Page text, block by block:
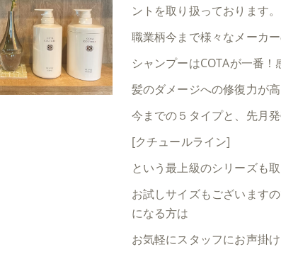
ントを取り扱っております。
職業柄今まで様々なメーカ
シャンプーはCOTAが一番！
髪のダメージへの修復力が
今までの５タイプと、先月
[クチュールライン]
という最上級のシリーズも
お試しサイズもございます
になる方は
お気軽にスタッフにお声掛け